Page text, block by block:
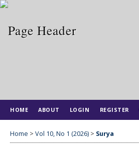
HOME ABOUT LOGIN REGISTER
Home > Vol 10, No 1 (2026) > Surya